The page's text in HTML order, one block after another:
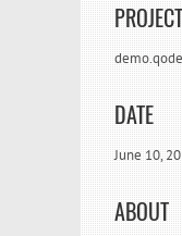
DATE
June 10,
ABOUT